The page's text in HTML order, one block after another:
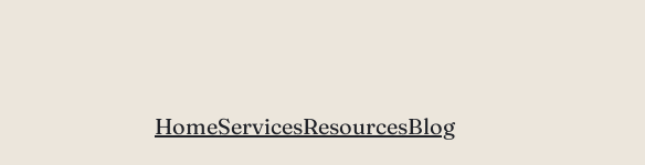
HomeServicesResourcesBlog